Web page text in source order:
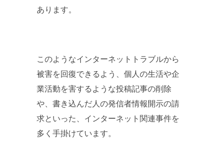
あります。
このようなインターネットトラブルから
被害を回復できるよう、個人の生活や企
業活動を害するような投稿記事の削除
や、書き込んだ人の発信者情報開示の請
求といった、インターネット関連事件を
多く手掛けています。